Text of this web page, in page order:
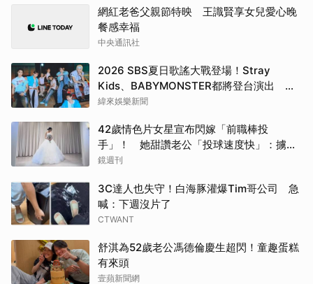
網紅老爸父親節特映 王識賢享女兒愛心晚
餐感幸福
中央通訊社
2026 SBS夏日歌謠大戰登場！Stray
Kids、BABYMONSTER都將登台演出 陣
容直播時間一次看
緯來娛樂新聞
42歲情色片女星宣布閃嫁「前職棒投
手」！ 她甜讚老公「投球速度快」：擄獲
我的心
鏡週刊
3C達人也失守！白海豚灌爆Tim哥公司 急
喊：下週沒片了
CTWANT
舒淇為52歲老公馮德倫慶生超閃！童趣蛋糕
有來頭
壹蘋新聞網